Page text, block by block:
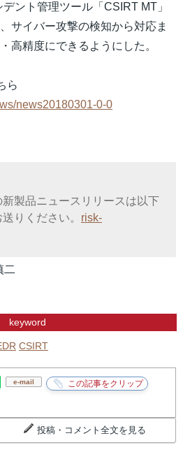
ント管理ツール「CSIRT MT」
サイバー攻撃の検知から対応ま
高精度にできるようにした。
ら
news20180301-0-0
製品ニュースリリースは以下
りください。 risk-
二
keyword
CSIRT
e-mail
投稿・コメント全文を見る